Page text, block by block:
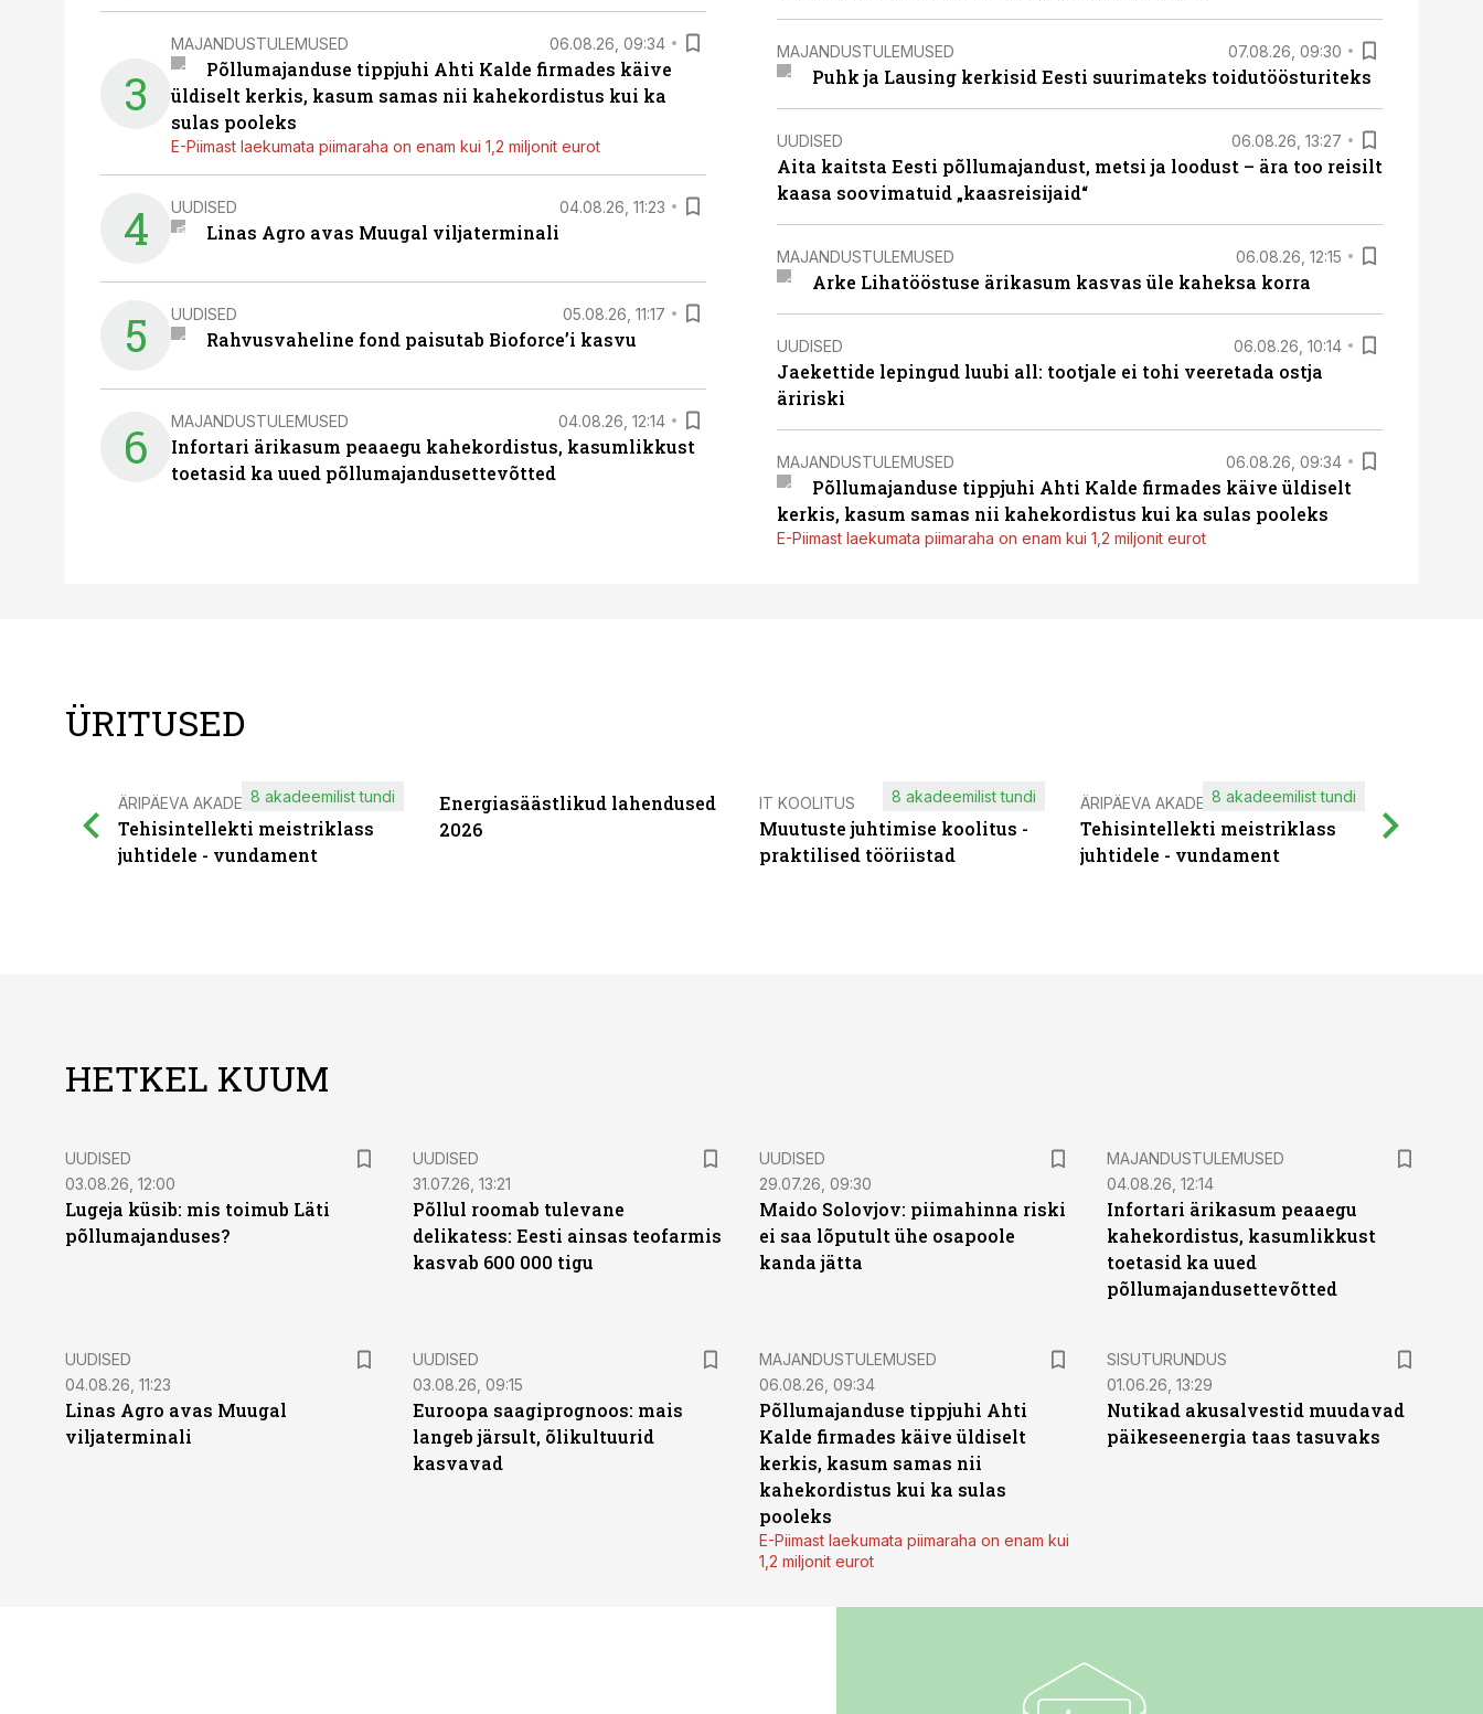
3
MAJANDUSTULEMUSED 06.08.26, 09:34
Põllumajanduse tippjuhi Ahti Kalde firmades käive
üldiselt kerkis, kasum samas nii kahekordistus kui ka
sulas pooleks
E-Piimast laekumata piimaraha on enam kui 1,2 miljonit eurot
4 UUDISED 04.08.26, 11:23
Linas Agro avas Muugal viljaterminali
5 UUDISED 05.08.26, 11:17
Rahvusvaheline fond paisutab Bioforce’i kasvu
6 MAJANDUSTULEMUSED 04.08.26, 12:14
Infortari ärikasum peaaegu kahekordistus, kasumlikkust
toetasid ka uued põllumajandusettevõtted
MAJANDUSTULEMUSED 07.08.26, 09:30
Puhk ja Lausing kerkisid Eesti suurimateks toidutöösturiteks
UUDISED 06.08.26, 13:27
Aita kaitsta Eesti põllumajandust, metsi ja loodust – ära too reisilt
kaasa soovimatuid „kaasreisijaid“
MAJANDUSTULEMUSED 06.08.26, 12:15
Arke Lihatööstuse ärikasum kasvas üle kaheksa korra
UUDISED 06.08.26, 10:14
Jaekettide lepingud luubi all: tootjale ei tohi veeretada ostja
äririski
MAJANDUSTULEMUSED 06.08.26, 09:34
Põllumajanduse tippjuhi Ahti Kalde firmades käive üldiselt
kerkis, kasum samas nii kahekordistus kui ka sulas pooleks
E-Piimast laekumata piimaraha on enam kui 1,2 miljonit eurot
ÜRITUSED
ÄRIPÄEVA AKADEEMIA
Tehisintellekti meistriklass
juhtidele - vundament
8 akadeemilist tundi
Energiasäästlikud lahendused
2026
IT KOOLITUS
Muutuste juhtimise koolitus -
praktilised tööriistad
8 akadeemilist tundi ÄRIPÄEVA AKADEEMIA
Tehisintellekti meistriklass
juhtidele - vundament
8 akadeemilist tundi
HETKEL KUUM
UUDISED
03.08.26, 12:00
Lugeja küsib: mis toimub Läti
põllumajanduses?
UUDISED
31.07.26, 13:21
Põllul roomab tulevane
delikatess: Eesti ainsas teofarmis
kasvab 600 000 tigu
UUDISED
29.07.26, 09:30
Maido Solovjov: piimahinna riski
ei saa lõputult ühe osapoole
kanda jätta
MAJANDUSTULEMUSED
04.08.26, 12:14
Infortari ärikasum peaaegu
kahekordistus, kasumlikkust
toetasid ka uued
põllumajandusettevõtted
UUDISED
04.08.26, 11:23
Linas Agro avas Muugal
viljaterminali
UUDISED
03.08.26, 09:15
Euroopa saagiprognoos: mais
langeb järsult, õlikultuurid
kasvavad
MAJANDUSTULEMUSED
06.08.26, 09:34
Põllumajanduse tippjuhi Ahti
Kalde firmades käive üldiselt
kerkis, kasum samas nii
kahekordistus kui ka sulas
pooleks
E-Piimast laekumata piimaraha on enam kui
1,2 miljonit eurot
ST
SISUTURUNDUS
01.06.26, 13:29
Nutikad akusalvestid muudavad
päikeseenergia taas tasuvaks